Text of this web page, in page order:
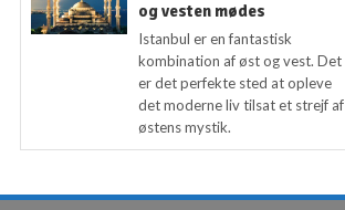
og vesten mødes
Istanbul er en fantastisk
kombination af øst og vest. Det
er det perfekte sted at opleve
det moderne liv tilsat et strejf af
østens mystik.